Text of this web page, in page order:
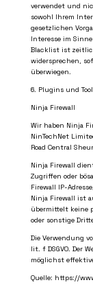
verwendet und
sowohl Ihrem
gesetzlichen
Interesse im
Blacklist ist
widersprechen,
überwiegen.
6. Plugins und
Ninja Firewall
Wir haben Ninja
NinTechNet
Road Central
Ninja Firewall
Zugriffen oder
Firewall IP-
Ninja Firewall ist
übermittelt keine
oder sonstige
Die Verwendung
lit. f DSGVO. Der
möglichst
Quelle: https://